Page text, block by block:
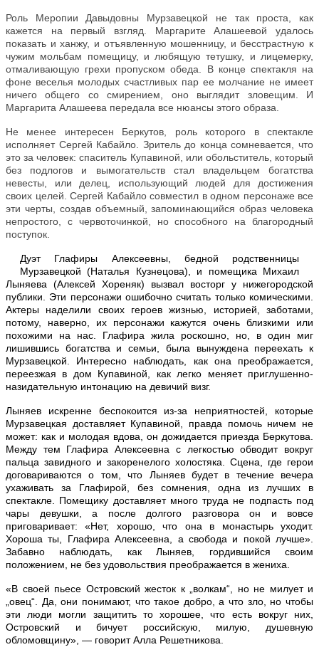
Роль Меропии Давыдовны Мурзавецкой не так проста, как
кажется на первый взгляд. Маргарите Алашеевой удалось
показать и ханжу, и отъявленную мошенницу, и бесстрастную к
чужим мольбам помещицу, и любящую тетушку, и лицемерку,
отмаливающую грехи пропуском обеда. В конце спектакля на
фоне веселья молодых счастливых пар ее молчание не имеет
ничего общего со смирением, оно выглядит зловещим. И
Маргарита Алашеева передала все нюансы этого образа.
Не менее интересен Беркутов, роль которого в спектакле
исполняет Сергей Кабайло. Зритель до конца сомневается, что
это за человек: спаситель Купавиной, или обольститель, который
без подлогов и вымогательств стал владельцем богатства
невесты, или делец, использующий людей для достижения
своих целей. Сергей Кабайло совместил в одном персонаже все
эти черты, создав объемный, запоминающийся образ человека
непростого, с червоточинкой, но способного на благородный
поступок.
Дуэт Глафиры Алексеевны, бедной родственницы
Мурзавецкой (Наталья Кузнецова), и помещика Михаил
Лыняева (Алексей Хореняк) вызвал восторг у нижегородской
публики. Эти персонажи ошибочно считать только комическими.
Актеры наделили своих героев жизнью, историей, заботами,
потому, наверно, их персонажи кажутся очень близкими или
похожими на нас. Глафира жила роскошно, но, в один миг
лишившись богатства и семьи, была вынуждена переехать к
Мурзавецкой. Интересно наблюдать, как она преображается,
переезжая в дом Купавиной, как легко меняет приглушенно-
назидательную интонацию на девичий визг.
Лыняев искренне беспокоится из-за неприятностей, которые
Мурзавецкая доставляет Купавиной, правда помочь ничем не
может: как и молодая вдова, он дожидается приезда Беркутова.
Между тем Глафира Алексеевна с легкостью обводит вокруг
пальца завидного и закоренелого холостяка. Сцена, где герои
договариваются о том, что Лыняев будет в течение вечера
ухаживать за Глафирой, без сомнения, одна из лучших в
спектакле. Помещику доставляет много труда не подпасть под
чары девушки, а после долгого разговора он и вовсе
приговаривает: «Нет, хорошо, что она в монастырь уходит.
Хороша ты, Глафира Алексеевна, а свобода и покой лучше».
Забавно наблюдать, как Лыняев, гордившийся своим
положением, не без удовольствия преображается в жениха.
«В своей пьесе Островский жесток к „волкам“, но не милует и
„овец“. Да, они понимают, что такое добро, а что зло, но чтобы
эти люди могли защитить то хорошее, что есть вокруг них,
Островский и бичует российскую, милую, душевную
обломовщину», — говорит Алла Решетникова.